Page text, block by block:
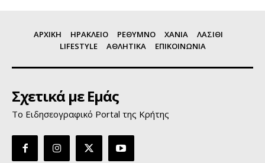
ΑΡΧΙΚΗ ΗΡΑΚΛΕΙΟ ΡΕΘΥΜΝΟ ΧΑΝΙΑ
ΛΑΣΙΘΙ
LIFESTYLE
ΑΘΛΗΤΙΚΑ ΕΠΙΚΟΙΝΩΝΙΑ
Σχετικά με Εμάς
Το Ειδησεογραφικό Portal της Κρήτης